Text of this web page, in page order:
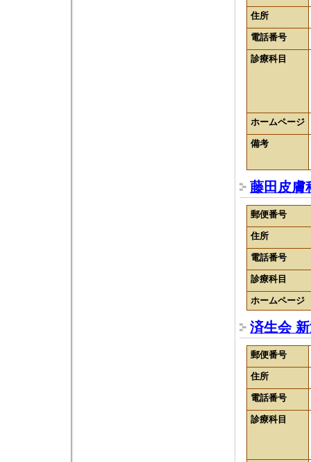
住所
電話番号
診療科目
ホームページ
備考
藤田皮膚
郵便番号
住所
電話番号
診療科目
ホームページ
済生会
郵便番号
住所
電話番号
診療科目